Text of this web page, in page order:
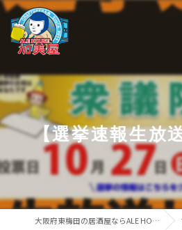
【選挙速報生放
大阪府東梅田の居酒屋ならALE HOUSE 加美屋